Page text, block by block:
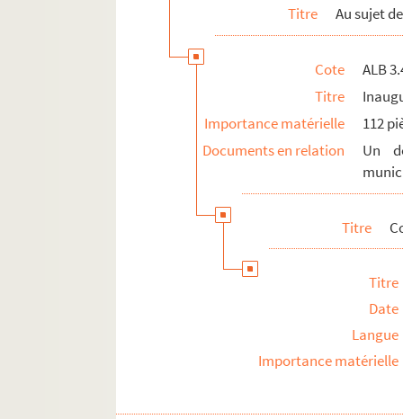
Titre Au sujet
Cote
ALB
Titre
Importance matérielle
112
Documents en relation
Un
Titre
Titre
Date
Langue
Importance matérielle